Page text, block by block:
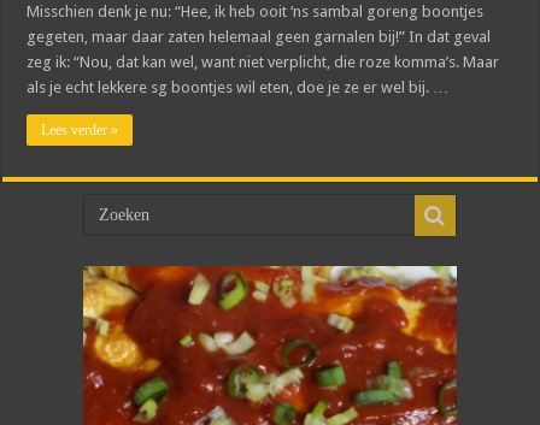
Misschien denk je nu: “Hee, ik heb ooit ‘ns sambal goreng boontjes
gegeten, maar daar zaten helemaal geen garnalen bij!” In dat geval
zeg ik: “Nou, dat kan wel, want niet verplicht, die roze komma’s. Maar
als je echt lekkere sg boontjes wil eten, doe je ze er wel bij. …
Lees verder »